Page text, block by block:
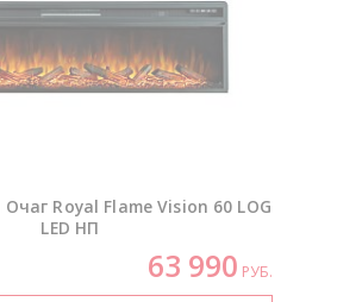
Royal Flame Vision 60 LOG
LED НП
63 990 РУБ.